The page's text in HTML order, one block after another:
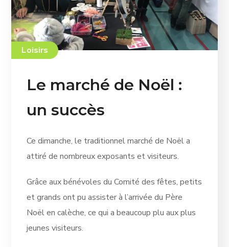
Loisirs
Le marché de Noël :
un succès
Ce dimanche, le traditionnel marché de Noël a
attiré de nombreux exposants et visiteurs.
Grâce aux bénévoles du Comité des fêtes, petits
et grands ont pu assister à l’arrivée du Père
Noël en calèche, ce qui a beaucoup plu aux plus
jeunes visiteurs.